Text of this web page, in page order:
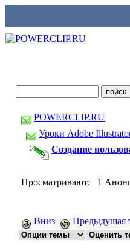
POWERCLIP.RU
Уроки Adobe
Создание
Просматривают: 1
Вниз Предыдущая